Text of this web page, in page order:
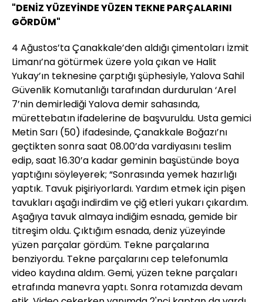
"DENİZ YÜZEYİNDE YÜZEN TEKNE PARÇALARINI
GÖRDÜM"
4 Ağustos’ta Çanakkale’den aldığı çimentoları İzmit
Limanı’na götürmek üzere yola çıkan ve Halit
Yukay’ın teknesine çarptığı şüphesiyle, Yalova Sahil
Güvenlik Komutanlığı tarafından durdurulan ‘Arel
7’nin demirlediği Yalova demir sahasında,
mürettebatın ifadelerine de başvuruldu. Usta gemici
Metin Sarı (50) ifadesinde, Çanakkale Boğazı’nı
geçtikten sonra saat 08.00’da vardiyasını teslim
edip, saat 16.30’a kadar geminin başüstünde boya
yaptığını söyleyerek; “Sonrasında yemek hazırlığı
yaptık. Tavuk pişiriyorlardı. Yardım etmek için pişen
tavukları aşağı indirdim ve çiğ etleri yukarı çıkardım.
Aşağıya tavuk almaya indiğim esnada, gemide bir
titreşim oldu. Çıktığım esnada, deniz yüzeyinde
yüzen parçalar gördüm. Tekne parçalarına
benziyordu. Tekne parçalarını cep telefonumla
video kaydına aldım. Gemi, yüzen tekne parçaları
etrafında manevra yaptı. Sonra rotamızda devam